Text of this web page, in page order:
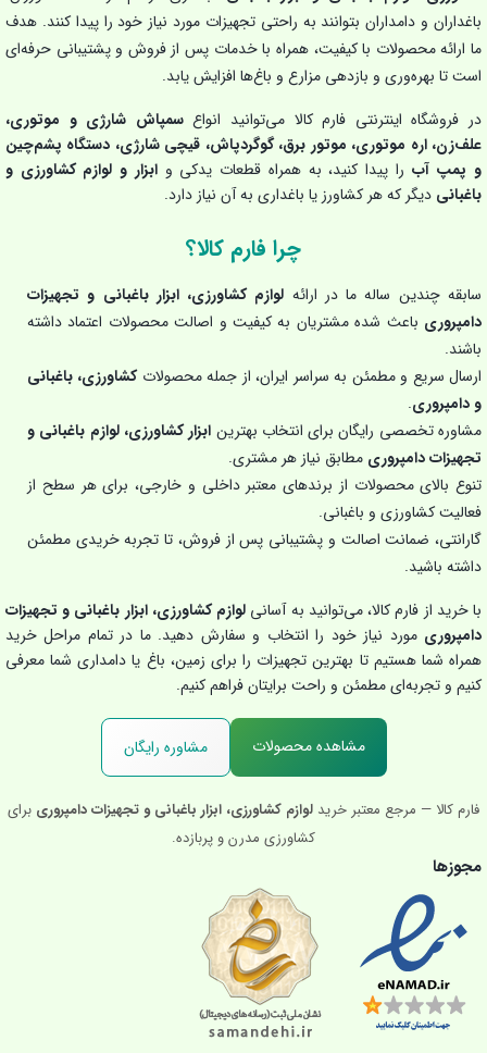
باغداران و دامداران بتوانند به راحتی تجهیزات مورد نیاز خود را پیدا کنند. هدف
ما ارائه محصولات با کیفیت، همراه با خدمات پس از فروش و پشتیبانی حرفه‌ای
است تا بهره‌وری و بازدهی مزارع و باغ‌ها افزایش یابد.
در فروشگاه اینترنتی فارم کالا می‌توانید انواعسمپاش شارژی و موتوری،
علف‌زن، اره موتوری، موتور برق، گوگردپاش، قیچی شارژی، دستگاه پشم‌چین
و پمپ آب را پیدا کنید، به همراه قطعات یدکی وابزار و لوازم کشاورزی و
باغبانی دیگر که هر کشاورز یا باغداری به آن نیاز دارد.
چرا فارم کالا؟
سابقه چندین ساله ما در ارائه لوازم کشاورزی، ابزار باغبانی و تجهیزات
دامپروری باعث شده مشتریان به کیفیت و اصالت محصولات اعتماد داشته
باشند.
ارسال سریع و مطمئن به سراسر ایران، از جمله محصولاتکشاورزی، باغبانی
و دامپروری.
مشاوره تخصصی رایگان برای انتخاب بهترین ابزار کشاورزی، لوازم باغبانی و
تجهیزات دامپروری مطابق نیاز هر مشتری.
تنوع بالای محصولات از برندهای معتبر داخلی و خارجی، برای هر سطح از
فعالیت کشاورزی و باغبانی.
گارانتی، ضمانت اصالت و پشتیبانی پس از فروش، تا تجربه خریدی مطمئن
داشته باشید.
با خرید از فارم کالا، می‌توانید به آسانی لوازم کشاورزی، ابزار باغبانی و تجهیزات
دامپروری مورد نیاز خود را انتخاب و سفارش دهید. ما در تمام مراحل خرید
همراه شما هستیم تا بهترین تجهیزات را برای زمین، باغ یا دامداری شما معرفی
کنیم و تجربه‌ای مطمئن و راحت برایتان فراهم کنیم.
مشاهده محصولات مشاوره رایگان
فارم کالا — مرجع معتبر خرید لوازم کشاورزی، ابزار باغبانی و تجهیزات دامپروری برای
کشاورزی مدرن و پربازده.
مجوزها